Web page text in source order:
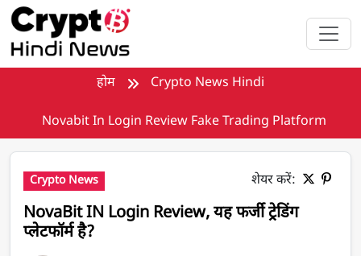
मुख्य सामग्री पर जाएँ
होम Crypto News Hindi
Novabit In Login Review Fake Trading Platform
Crypto News शेयर करें:
NovaBit IN Login Review, यह फर्जी ट्रेडिंग
प्लेटफॉर्म है?